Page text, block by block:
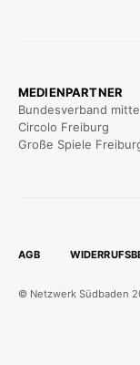
MEDIENPARTNER
Bundesverband
Circolo Freiburg
Große Spiele
AGB
© Netzwerk Südbaden